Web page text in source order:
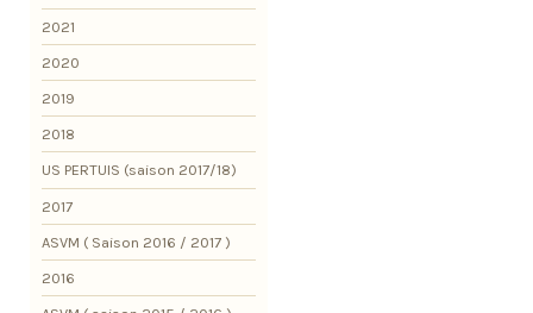
2021
2020
2019
2018
US PERTUIS (saison 2017/18)
2017
ASVM ( Saison 2016 / 2017 )
2016